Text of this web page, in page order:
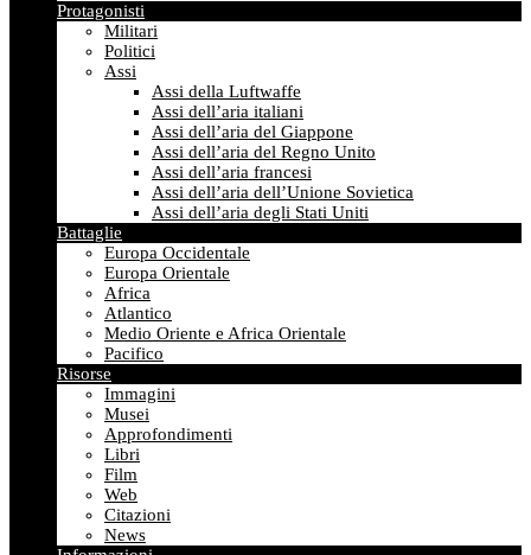
Protagonisti
Militari
Politici
Assi
Assi della Luftwaffe
Assi dell’aria italiani
Assi dell’aria del Giappone
Assi dell’aria del Regno Unito
Assi dell’aria francesi
Assi dell’aria dell’Unione Sovietica
Assi dell’aria degli Stati Uniti
Battaglie
Europa Occidentale
Europa Orientale
Africa
Atlantico
Medio Oriente e Africa Orientale
Pacifico
Risorse
Immagini
Musei
Approfondimenti
Libri
Film
Web
Citazioni
News